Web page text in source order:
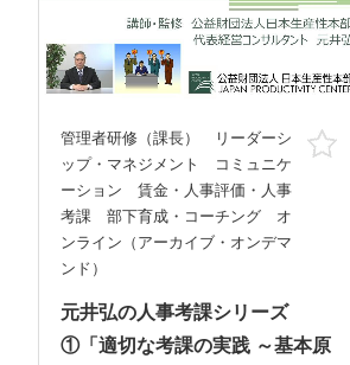
管理者研修（課長） リーダーシ
ップ・マネジメント コミュニケ
ーション 賃金・人事評価・人事
考課 部下育成・コーチング オ
ンライン（アーカイブ・オンデマ
ンド）
元井弘の人事考課シリーズ
①「適切な考課の実践 ～基本原